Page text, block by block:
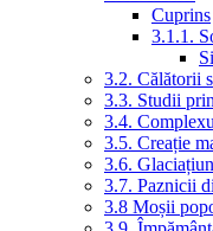
Cuprins
3.1.1.
3.2. Călătorii
3.3. Studii
3.4.
3.5. Creație
3.6.
3.7. Paznicii
3.8 Moșii